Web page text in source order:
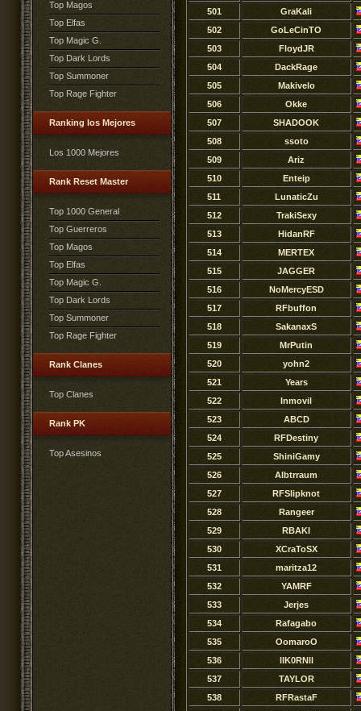
Top Magos
Top Elfas
Top Magic G.
Top Dark Lords
Top Summoner
Top Rage Fighter
Ranking los Mejores
Los 1000 Mejores
Rank Reset Master
Top 1000 General
Top Guerreros
Top Magos
Top Elfas
Top Magic G.
Top Dark Lords
Top Summoner
Top Rage Fighter
Rank Clanes
Top Clanes
Rank PK
Top Asesinos
501
GraKali
502
GoLeCinTO
503
FloydJR
504
DackRage
505
Makivelo
506
Okke
507
SHADOOK
508
ssoto
509
Ariz
510
Enteip
511
LunaticZu
512
TrakiSexy
513
HidanRF
514
MERTEX
515
JAGGER
516
NoMercyESD
517
RFbuffon
518
SakanaxS
519
MrPutin
520
yohn2
521
Years
522
Inmovil
523
ABCD
524
RFDestiny
525
ShiniGamy
526
Albtrraum
527
RFSlipknot
528
Rangeer
529
RBAKI
530
XCraToSX
531
maritza12
532
YAMRF
533
Jerjes
534
Rafagabo
535
OomaroO
536
llK0RNll
537
TAYLOR
538
RFRastaF